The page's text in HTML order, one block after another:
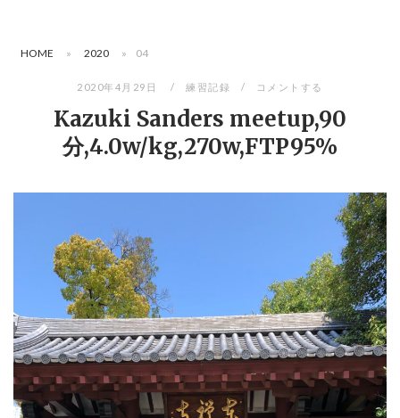
HOME » 2020 » 04
2020年4月29日 練習記録 コメントする
Kazuki Sanders meetup,90
分,4.0w/kg,270w,FTP95%